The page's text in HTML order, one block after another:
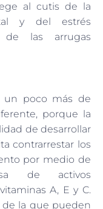
al cutis de la
y del estrés
de las arrugas
un poco más de
porque la
de desarrollar
contrarrestar los
por medio de
de activos
A, E y C.
de la que pueden